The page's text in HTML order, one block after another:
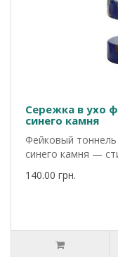
Сережка в ухо
синего камня
Фейковый тоннель
синего камня —
140.00 грн.